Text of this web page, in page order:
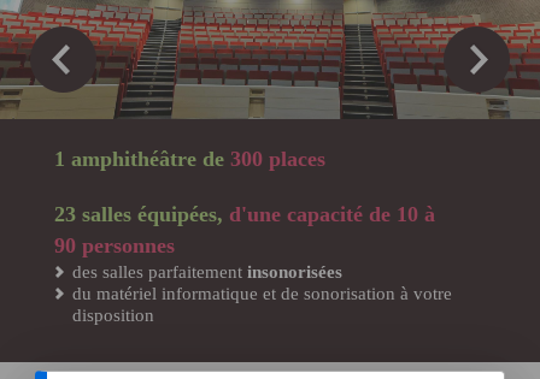
1 amphithéâtre de 300 places
23 salles équipées, d'une capacité de 10 à
90 personnes
des salles parfaitement insonorisées
du matériel informatique et de sonorisation à votre
disposition